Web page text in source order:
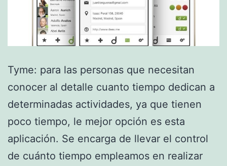
Tyme: para las personas que necesitan
conocer al detalle cuanto tiempo dedican a
determinadas actividades, ya que tienen
poco tiempo, le mejor opción es esta
aplicación. Se encarga de llevar el control
de cuánto tiempo empleamos en realizar